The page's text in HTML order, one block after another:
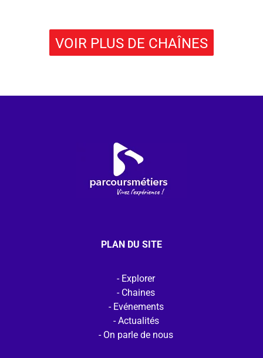
VOIR PLUS DE CHAÎNES
PLAN DU SITE
Explorer
Chaines
Evénements
Actualités
On parle de nous